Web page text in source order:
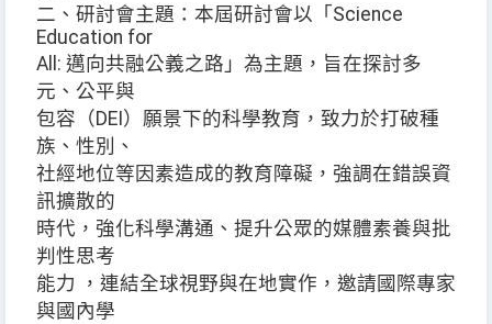
二、研討會主題：本屆研討會以「Science
Education for
All: 邁向共融公義之路」為主題，旨在探討多
元、公平與
包容（DEI）願景下的科學教育，致力於打破種
族、性別、
社經地位等因素造成的教育障礙，強調在錯誤資
訊擴散的
時代，強化科學溝通、提升公眾的媒體素養與批
判性思考
能力 ，連結全球視野與在地實作，邀請國際專家
與國內學